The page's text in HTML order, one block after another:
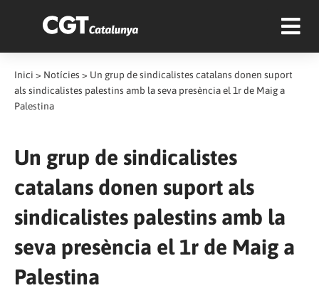
Inici > Notícies > Un grup de sindicalistes catalans donen suport
als sindicalistes palestins amb la seva presència el 1r de Maig a
Palestina
Un grup de sindicalistes
catalans donen suport als
sindicalistes palestins amb la
seva presència el 1r de Maig a
Palestina